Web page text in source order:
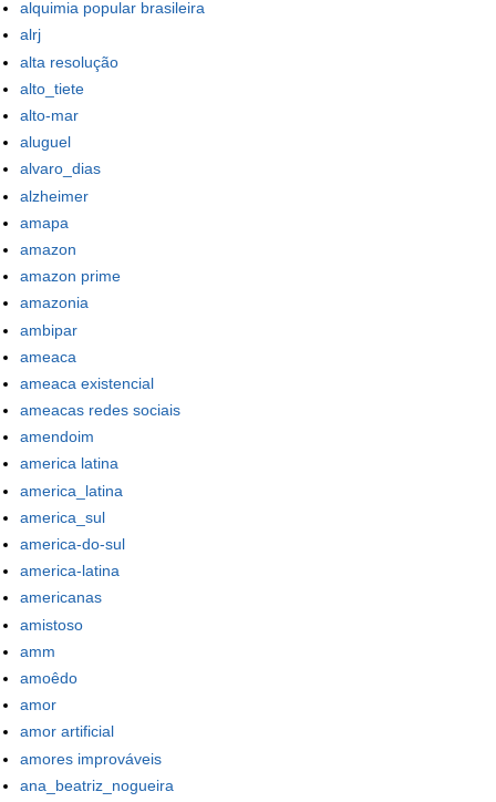
alquimia popular brasileira
alrj
alta resolução
alto_tiete
alto-mar
aluguel
alvaro_dias
alzheimer
amapa
amazon
amazon prime
amazonia
ambipar
ameaca
ameaca existencial
ameacas redes sociais
amendoim
america latina
america_latina
america_sul
america-do-sul
america-latina
americanas
amistoso
amm
amoêdo
amor
amor artificial
amores improváveis
ana_beatriz_nogueira